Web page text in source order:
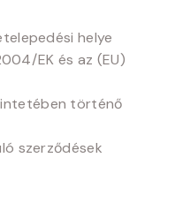
helye
EK és az (EU)
történő
szerződések